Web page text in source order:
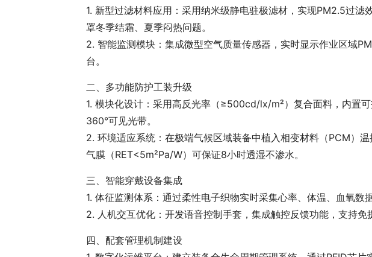
1. 新型过滤材料应用：采用纳米级静电驻极滤材，实现PM2.5过
罩冬季结霜、夏季闷热问题。
2. 智能监测模块：集成微型空气质量传感器，实时显示作业区域
台。
二、多功能防护工装升级
1. 模块化设计：采用高反光率（≥500cd/lx/m²）复合面料，内置
360°可见光带。
2. 环境适应系统：在极端气候区域装备中植入相变材料（PCM）
气膜（RET<5m²Pa/W）可保证8小时透湿不渗水。
三、智能穿戴设备集成
1. 体征监测体系：通过柔性电子织物实时采集心率、体温、血氧数
2. 人机交互优化：开发语音控制手套，集成触控反馈功能，支持免
四、配套管理机制建设